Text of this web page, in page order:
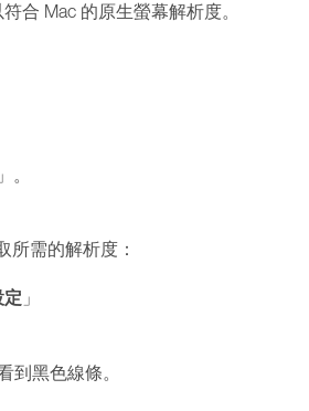
合 Mac 的原生螢幕解析度。
」。
需的解析度：
」
到黑色線條。